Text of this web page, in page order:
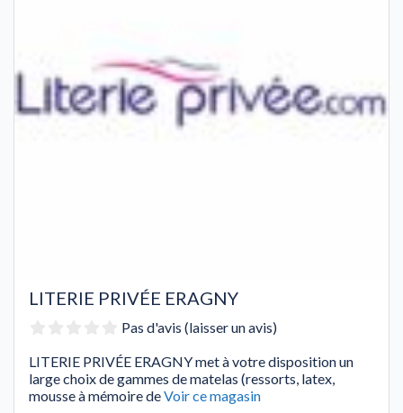
LITERIE PRIVÉE ERAGNY
Pas d'avis (laisser un avis)
LITERIE PRIVÉE ERAGNY met à votre disposition un
large choix de gammes de matelas (ressorts, latex,
mousse à mémoire deVoir ce magasin